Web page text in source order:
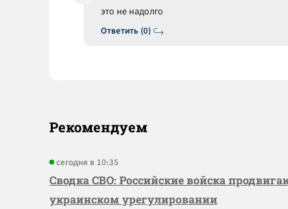
Ответить (0)
это не надолго
Рекомендуем
сегодня в 10:35
Сводка СВО: Российские войска
украинском урегулировании